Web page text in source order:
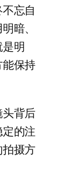
忘自
暗、
明
保持
头背后
的注
摄方